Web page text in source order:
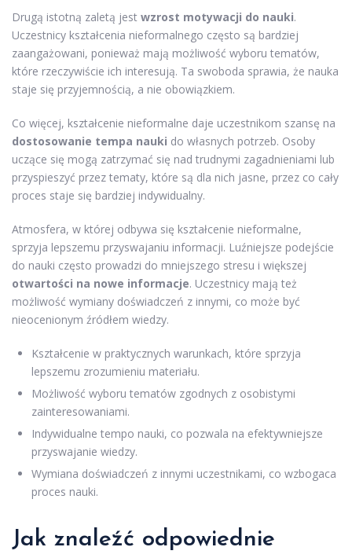
Drugą istotną zaletą jest wzrost motywacji do nauki.
Uczestnicy kształcenia nieformalnego często są bardziej
zaangażowani, ponieważ mają możliwość wyboru tematów,
które rzeczywiście ich interesują. Ta swoboda sprawia, że nauka
staje się przyjemnością, a nie obowiązkiem.
Co więcej, kształcenie nieformalne daje uczestnikom szansę na
dostosowanie tempa nauki do własnych potrzeb. Osoby
uczące się mogą zatrzymać się nad trudnymi zagadnieniami lub
przyspieszyć przez tematy, które są dla nich jasne, przez co cały
proces staje się bardziej indywidualny.
Atmosfera, w której odbywa się kształcenie nieformalne,
sprzyja lepszemu przyswajaniu informacji. Luźniejsze podejście
do nauki często prowadzi do mniejszego stresu i większej
otwartości na nowe informacje. Uczestnicy mają też
możliwość wymiany doświadczeń z innymi, co może być
nieocenionym źródłem wiedzy.
Kształcenie w praktycznych warunkach, które sprzyja
lepszemu zrozumieniu materiału.
Możliwość wyboru tematów zgodnych z osobistymi
zainteresowaniami.
Indywidualne tempo nauki, co pozwala na efektywniejsze
przyswajanie wiedzy.
Wymiana doświadczeń z innymi uczestnikami, co wzbogaca
proces nauki.
Jak znaleźć odpowiednie